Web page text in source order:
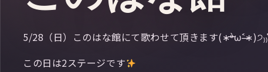
5/28（日）このはな館にて歌わせて頂きます
この日は2ステージです